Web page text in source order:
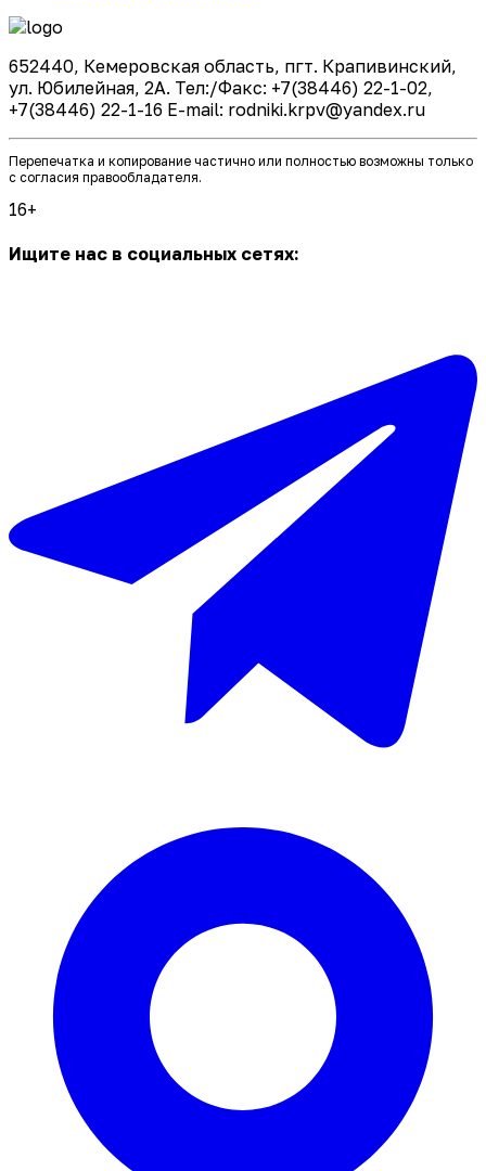
652440, Кемеровская область, пгт. Крапивинский,
ул. Юбилейная, 2А. Тел:/Факс: +7(38446) 22-1-02,
+7(38446) 22-1-16 E-mail: rodniki.krpv@yandex.ru
Перепечатка и копирование частично или полностью возможны только
с согласия правообладателя.
16+
Ищите нас в социальных сетях: